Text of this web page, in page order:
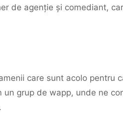
de agenție și comediant,
care sunt acolo pentru
un grup de wapp, unde ne